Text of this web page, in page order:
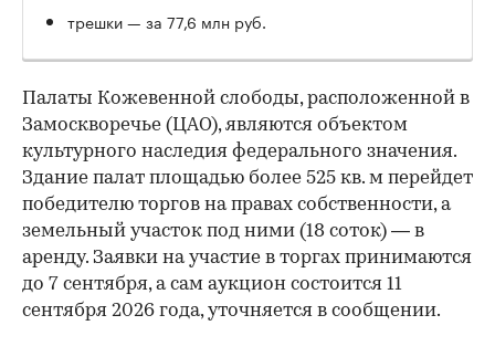
трешки — за 77,6 млн руб.
Палаты Кожевенной слободы, расположенной в
Замоскворечье (ЦАО), являются объектом
культурного наследия федерального значения.
Здание палат площадью более 525 кв. м перейдет
победителю торгов на правах собственности, а
земельный участок под ними (18 соток) — в
аренду. Заявки на участие в торгах принимаются
до 7 сентября, а сам аукцион состоится 11
сентября 2026 года, уточняется в сообщении.